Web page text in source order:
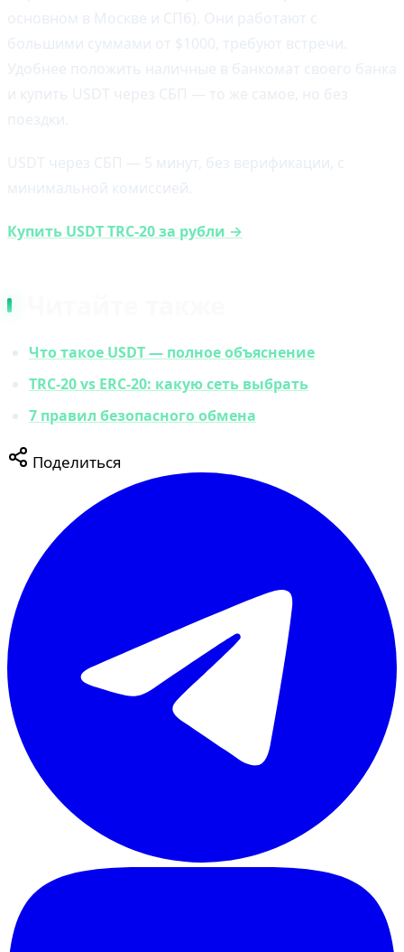
Купить USDT TRC-20 за рубли →
Что такое USDT — полное объяснение
TRC-20 vs ERC-20: какую сеть выбрать
7 правил безопасного обмена
Поделиться